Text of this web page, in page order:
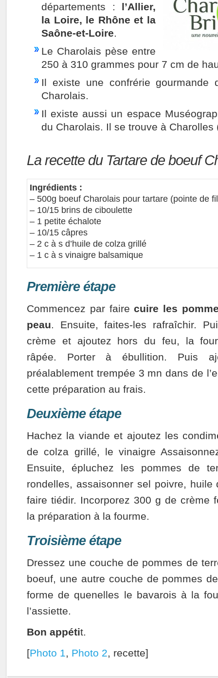
départements : l’Allier,
la Loire, le Rhône et la
Saône-et-Loire.
Le Charolais pèse entre
250 à 310 grammes pour 7 cm de
Il existe une confrérie gourmande
Charolais.
Il existe aussi un espace
du Charolais. Il se trouve à Charolles
La recette du Tartare de boeuf
Ingrédients :
– 500g boeuf Charolais pour tartare (pointe de
– 10/15 brins de ciboulette
– 1 petite échalote
– 10/15 câpres
– 2 c à s d’huile de colza grillé
– 1 c à s vinaigre balsamique
Première étape
Commencez par faire cuire les
peau. Ensuite, faites-les rafraîchir.
crème et ajoutez hors du feu, la
râpée. Porter à ébullition. Puis
préalablement trempée 3 mn dans de
cette préparation au frais.
Deuxième étape
Hachez la viande et ajoutez les
de colza grillé, le vinaigre
Ensuite, épluchez les pommes de
rondelles, assaisonner sel poivre,
faire tiédir. Incorporez 300 g de crème
la préparation à la fourme.
Troisième étape
Dressez une couche de pommes de
boeuf, une autre couche de pommes
forme de quenelles le bavarois à la
l’assiette.
Bon appétit.
[Photo 1, Photo 2, recette]